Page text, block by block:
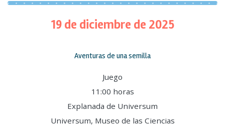
19 de diciembre de 2025
Aventuras de una semilla
Juego
11:00 horas
Explanada de Universum
Universum, Museo de las Ciencias